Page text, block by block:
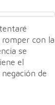
con la
se
el
de